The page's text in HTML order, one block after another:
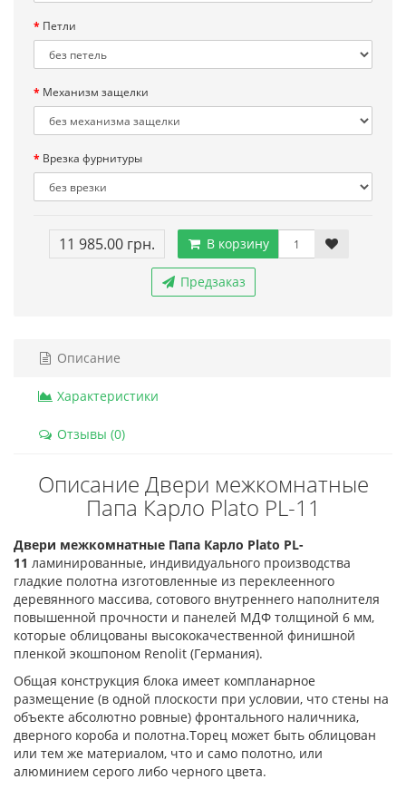
Петли
Механизм защелки
Врезка фурнитуры
11 985.00 грн. В корзину
Предзаказ
Описание
Характеристики
Отзывы (0)
Описание Двери межкомнатные
Папа Карло Plato PL-11
Двери межкомнатные Папа Карло Plato PL-
11 ламинированные, индивидуального производства
гладкие полотна изготовленные из переклеенного
деревянного массива, сотового внутреннего наполнителя
повышенной прочности и панелей МДФ толщиной 6 мм,
которые облицованы высококачественной финишной
пленкой экошпоном Renolit (Германия).
Общая конструкция блока имеет компланарное
размещение (в одной плоскости при условии, что стены на
объекте абсолютно ровные) фронтального наличника,
дверного короба и полотна.Торец может быть облицован
или тем же материалом, что и само полотно, или
алюминием серого либо черного цвета.